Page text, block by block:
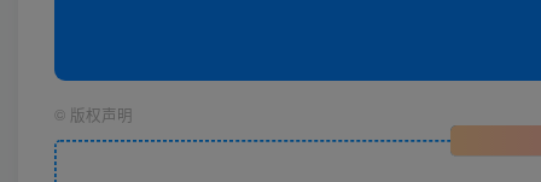
© 版权声明